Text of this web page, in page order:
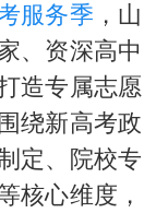
服务季 ，山
、资深高中
造专属志愿
绕新高考政
定、院校专
核心维度，